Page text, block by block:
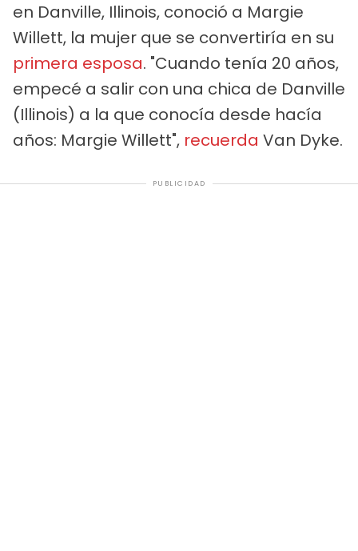
en Danville, Illinois, conoció a Margie
Willett, la mujer que se convertiría en su
primera esposa. "Cuando tenía 20 años,
empecé a salir con una chica de Danville
(Illinois) a la que conocía desde hacía
años: Margie Willett", recuerda Van Dyke.
PUBLICIDAD